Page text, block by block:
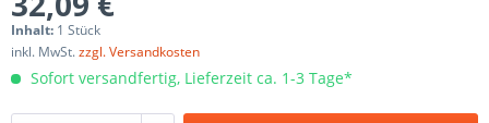
Inhalt: 1 Stück
inkl. MwSt.zzgl. Versandkosten
Sofort versandfertig, Lieferzeit ca. 1-3 Tage*